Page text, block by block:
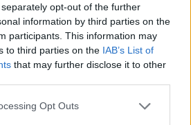
opt-out of the further
information by third parties on the
participants. This information may
to third parties on the IAB’s List of
that may further disclose it to other
Opt Outs
καιρό ήταν ένας φτωχός
τη μανία να ζωγραφίζει.
Τα πινέλα του τα
του, εκεί που οι πρόγονοί
και τα μαχαίρια τους.
της Μυτιλήνης, τριγύριζε στα